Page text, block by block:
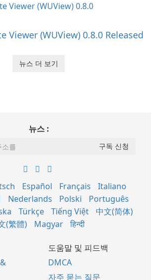
Viewer (WUView) 0.8.0 Released
뉴스 더 보기
뉴스 :
Español Français
Italiano
Nederlands Polski
Português
Türkçe Tiếng Việt
中文(简体)
(繁體)
Magyar हिन्दी
도움말 및 피드백
DMCA
자주 묻는 질문